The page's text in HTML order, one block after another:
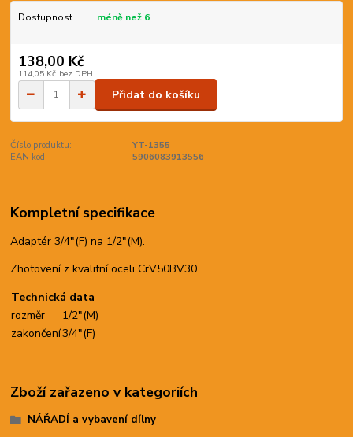
Dostupnost méně než 6
138,00 Kč
114,05 Kč bez DPH
Přidat do košíku
Číslo produktu:
YT-1355
EAN kód:
5906083913556
Kompletní specifikace
Adaptér 3/4"(F) na 1/2"(M).
Zhotovení z kvalitní oceli CrV50BV30.
Technická data
rozměr
1/2"(M)
zakončení3/4"(F)
Zboží zařazeno v kategoriích
NÁŘADÍ a vybavení dílny